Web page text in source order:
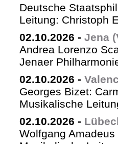
Deutsche
Leitung: Christoph
02.10.2026 - Jena
Andrea Lorenzo
Jenaer
02.10.2026 -
Georges Bizet:
Musikalische
02.10.2026 -
Wolfgang